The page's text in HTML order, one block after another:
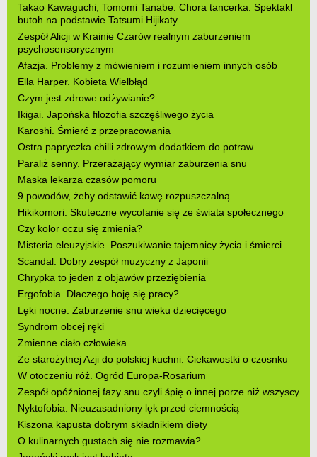
Takao Kawaguchi, Tomomi Tanabe: Chora tancerka. Spektakl
butoh na podstawie Tatsumi Hijikaty
Zespół Alicji w Krainie Czarów realnym zaburzeniem
psychosensorycznym
Afazja. Problemy z mówieniem i rozumieniem innych osób
Ella Harper. Kobieta Wielbłąd
Czym jest zdrowe odżywianie?
Ikigai. Japońska filozofia szczęśliwego życia
Karōshi. Śmierć z przepracowania
Ostra papryczka chilli zdrowym dodatkiem do potraw
Paraliż senny. Przerażający wymiar zaburzenia snu
Maska lekarza czasów pomoru
9 powodów, żeby odstawić kawę rozpuszczalną
Hikikomori. Skuteczne wycofanie się ze świata społecznego
Czy kolor oczu się zmienia?
Misteria eleuzyjskie. Poszukiwanie tajemnicy życia i śmierci
Scandal. Dobry zespół muzyczny z Japonii
Chrypka to jeden z objawów przeziębienia
Ergofobia. Dlaczego boję się pracy?
Lęki nocne. Zaburzenie snu wieku dziecięcego
Syndrom obcej ręki
Zmienne ciało człowieka
Ze starożytnej Azji do polskiej kuchni. Ciekawostki o czosnku
W otoczeniu róż. Ogród Europa-Rosarium
Zespół opóźnionej fazy snu czyli śpię o innej porze niż wszyscy
Nyktofobia. Nieuzasadniony lęk przed ciemnością
Kiszona kapusta dobrym składnikiem diety
O kulinarnych gustach się nie rozmawia?